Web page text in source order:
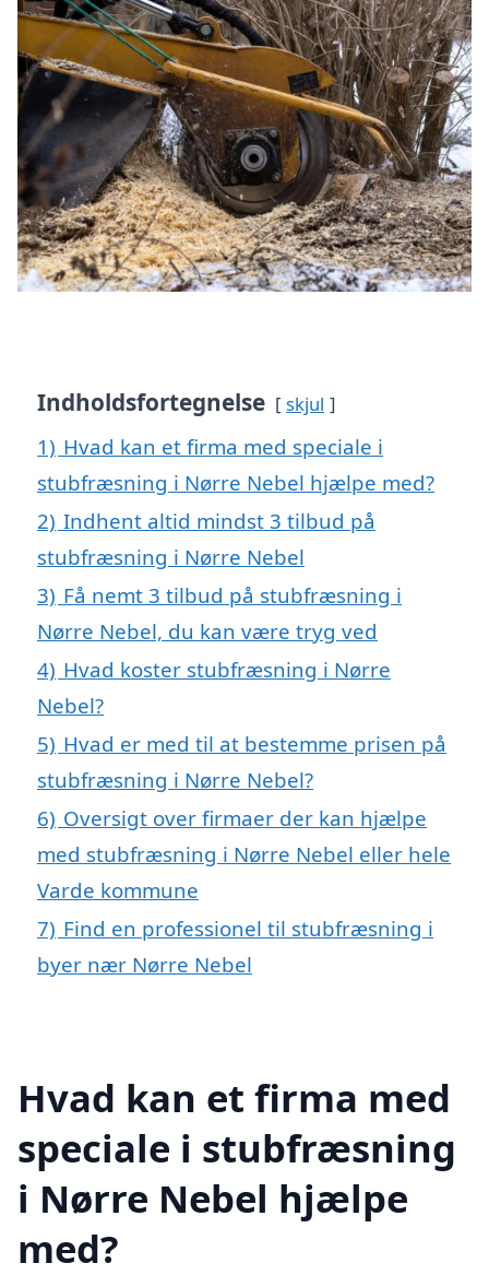
Indholdsfortegnelse skjul
1) Hvad kan et firma med speciale i
stubfræsning i Nørre Nebel hjælpe med?
2) Indhent altid mindst 3 tilbud på
stubfræsning i Nørre Nebel
3) Få nemt 3 tilbud på stubfræsning i
Nørre Nebel, du kan være tryg ved
4) Hvad koster stubfræsning i Nørre
Nebel?
5) Hvad er med til at bestemme prisen på
stubfræsning i Nørre Nebel?
6) Oversigt over firmaer der kan hjælpe
med stubfræsning i Nørre Nebel eller hele
Varde kommune
7) Find en professionel til stubfræsning i
byer nær Nørre Nebel
Hvad kan et firma med
speciale i stubfræsning
i Nørre Nebel hjælpe
med?